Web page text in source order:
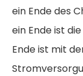
ein Ende des
ein Ende ist
Ende ist mit